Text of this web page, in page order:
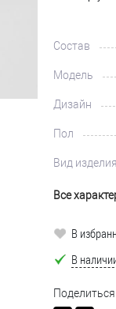
Состав
Модель
Дизайн
Пол
Вид изделия
Все
В
В
Поделиться